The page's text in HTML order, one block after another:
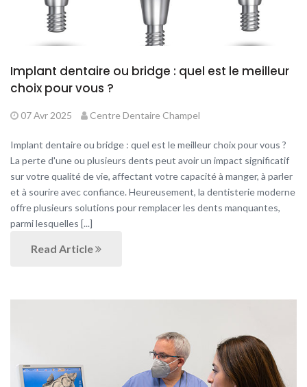
Implant dentaire ou bridge : quel est le meilleur
choix pour vous ?
07 Avr 2025 Centre Dentaire Champel
Implant dentaire ou bridge : quel est le meilleur choix pour vous ?
La perte d'une ou plusieurs dents peut avoir un impact significatif
sur votre qualité de vie, affectant votre capacité à manger, à parler
et à sourire avec confiance. Heureusement, la dentisterie moderne
offre plusieurs solutions pour remplacer les dents manquantes,
parmi lesquelles [...]
Read Article